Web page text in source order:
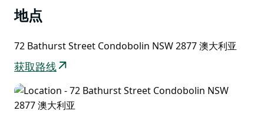
地点
72 Bathurst Street Condobolin NSW 2877 澳大利亚
获取路线